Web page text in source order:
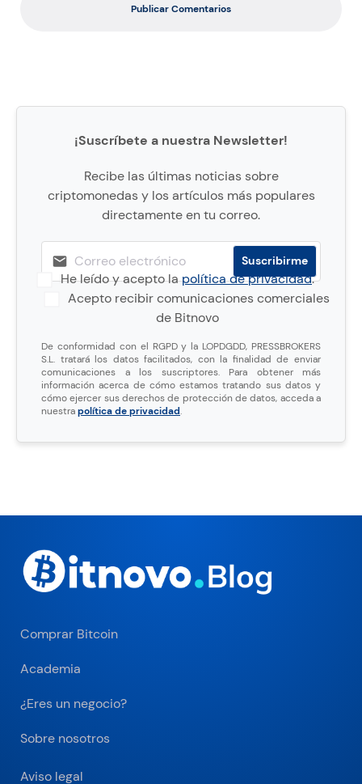
Publicar Comentarios
¡Suscríbete a nuestra Newsletter!
Recibe las últimas noticias sobre
criptomonedas y los artículos más populares
directamente en tu correo.
He leído y acepto lapolítica de privacidad.
Acepto recibir comunicaciones comerciales
de Bitnovo
De conformidad con el RGPD y la LOPDGDD, PRESSBROKERS
S.L. tratará los datos facilitados, con la finalidad de enviar
comunicaciones a los suscriptores. Para obtener más
información acerca de cómo estamos tratando sus datos y
cómo ejercer sus derechos de protección de datos, acceda a
nuestrapolítica de privacidad.
Comprar Bitcoin
Academia
¿Eres un negocio?
Sobre nosotros
Aviso legal